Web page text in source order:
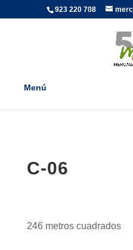
923 220 708
Menú
C-06
246 metros cuadrados